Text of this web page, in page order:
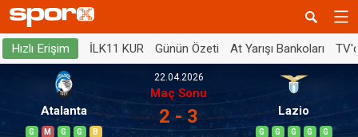
Hızlı Erişim İLK11 KUR Günün Özeti At Yarışı Bankoları
Atalanta
G M G G B
22.04.2026
Maç Sonu
2 - 3 Lazio
G G G G G